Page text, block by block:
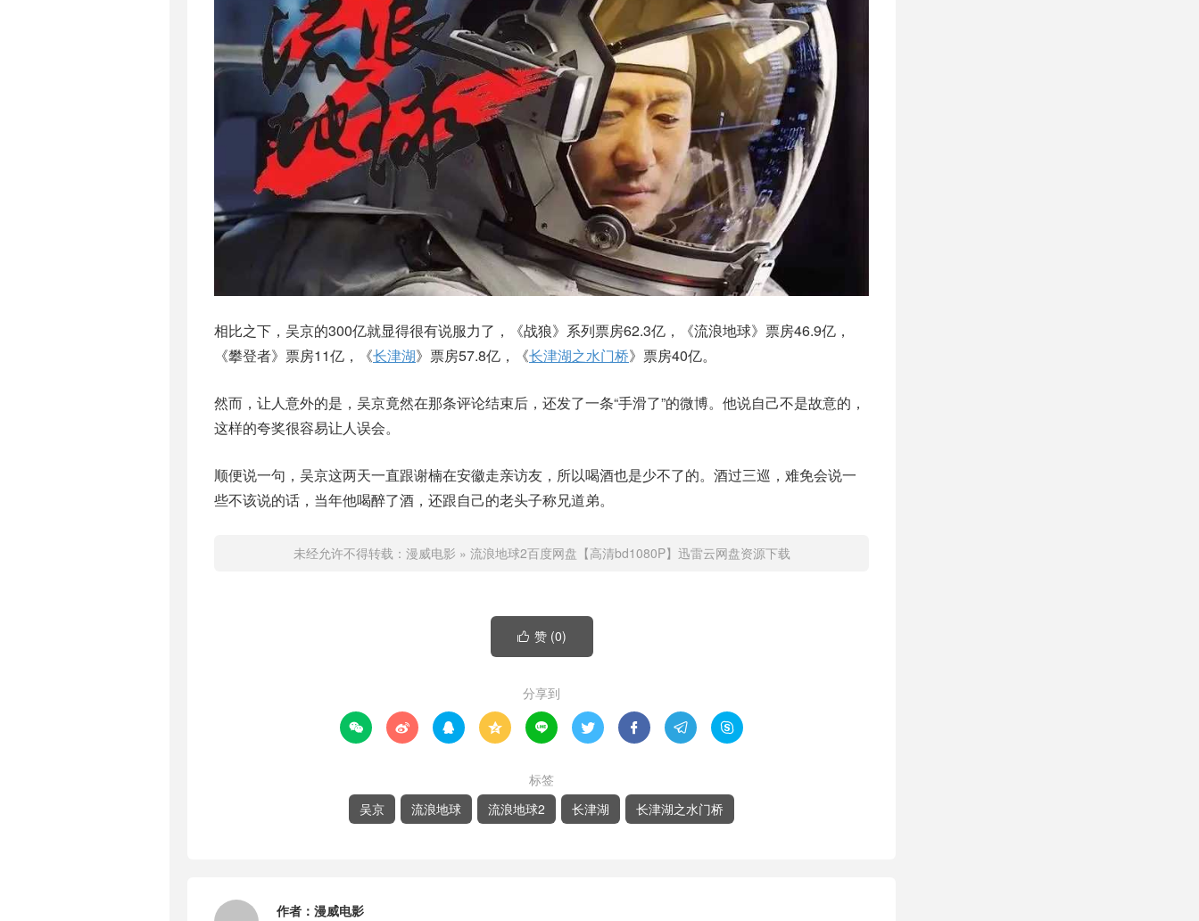
相比之下，吴京的300亿就显得很有说服力了，《战狼》系列票房62.3亿，《流浪地球》票房46.9亿，
《攀登者》票房11亿，《长津湖》票房57.8亿，《长津湖之水门桥》票房40亿。
然而，让人意外的是，吴京竟然在那条评论结束后，还发了一条“手滑了”的微博。他说自己不是故意的，
这样的夸奖很容易让人误会。
顺便说一句，吴京这两天一直跟谢楠在安徽走亲访友，所以喝酒也是少不了的。酒过三巡，难免会说一
些不该说的话，当年他喝醉了酒，还跟自己的老头子称兄道弟。
未经允许不得转载： 漫威电影 » 流浪地球2百度网盘【高清bd1080P】迅雷云网盘资源下载
 赞 (0)
分享到
        
标签
吴京
流浪地球 流浪地球2 长津湖 长津湖之水门桥
作者： 漫威电影